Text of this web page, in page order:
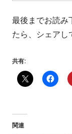
最後までお読み
たら、シェアし
共有:
関連